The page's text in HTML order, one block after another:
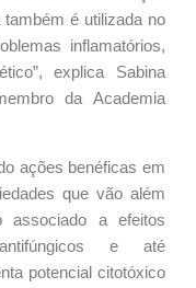
é utilizada no
inflamatórios,
explica Sabina
da Academia
ações benéficas em
que vão além
associado a efeitos
antifúngicos e até
potencial citotóxico